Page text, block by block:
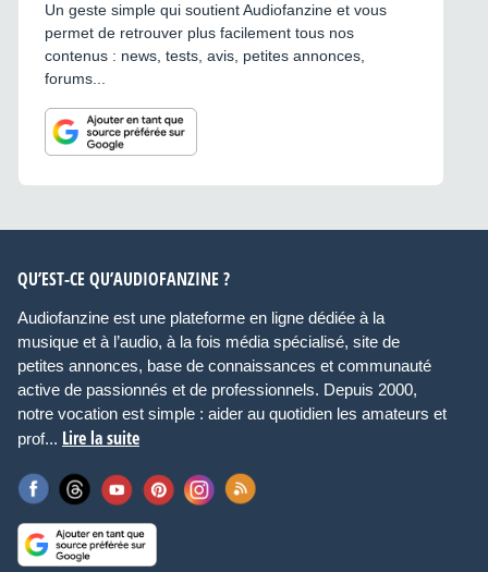
Un geste simple qui soutient Audiofanzine et vous
permet de retrouver plus facilement tous nos
contenus : news, tests, avis, petites annonces,
forums...
QU’EST-CE QU’AUDIOFANZINE ?
Audiofanzine est une plateforme en ligne dédiée à la
musique et à l’audio, à la fois média spécialisé, site de
petites annonces, base de connaissances et communauté
active de passionnés et de professionnels. Depuis 2000,
notre vocation est simple : aider au quotidien les amateurs et
prof... Lire la suite